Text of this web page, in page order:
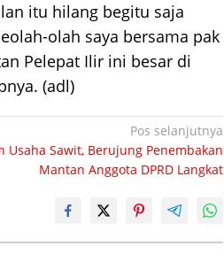
itu hilang begitu saja
olah saya bersama pak
Pelepat Ilir ini besar di
(adl)
Pos selanjutnya
Usaha Sawit, Berujung Penembakan
Mantan Anggota DPRD Langkat